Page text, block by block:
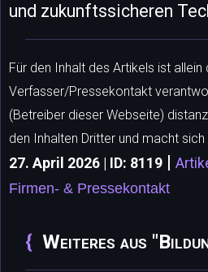
und zukunftssicheren
Für den Inhalt des Artikels ist allein
Verfasser/Pressekontakt
(Betreiber dieser Webseite)
den Inhalten Dritter und macht
27. April 2026 | ID: 8119 |
Firmen- & Pressekontakt
Weiteres aus